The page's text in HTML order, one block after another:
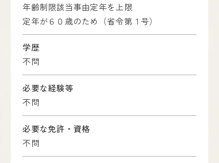
年齢制限該当事由定年を上限
定年が６０歳のため（省令第１号）
学歴
不問
必要な経験等
不問
必要な免許・資格
不問